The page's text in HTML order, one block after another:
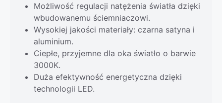
Możliwość regulacji natężenia światła dzięki
wbudowanemu ściemniaczowi.
Wysokiej jakości materiały: czarna satyna i
aluminium.
Ciepłe, przyjemne dla oka światło o barwie
3000K.
Duża efektywność energetyczna dzięki
technologii LED.